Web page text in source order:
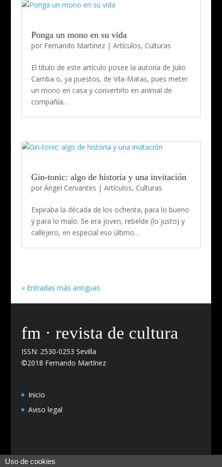
Ponga un mono en su vida
por Fernando Martínez| Artículos, Culturas
El título de este artículo posee la autoría de Julio
Camba o, ya puestos, de Vila-Matas, pues meter
un mono en casa y convertirlo en animal de
compañía…
Gin-tonic: algo de historia y una invitación
por Ángel Cervantes | Artículos, Culturas
Expiraba la década de los ochenta, para lo bueno
y para lo malo. Se era joven, rebelde (lo justo) y
callejero, en especial eso último…
« Entradas más antiguas
fm · revista de cultura
ISSN: 2530-0253 Sevilla
©2018 Fernando Martínez
Inicio
Aviso legal
Uso de cookies